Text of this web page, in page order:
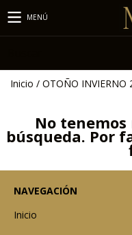
MENÚ
Inicio / OTOÑO INVIERNO
No
búsqueda. Por
NAVEGACIÓN
Inicio